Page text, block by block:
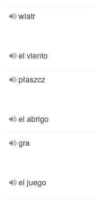
wiatr
el viento
płaszcz
el abrigo
gra
el juego